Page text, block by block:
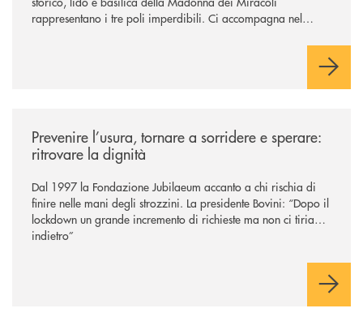
rappresentano i tre poli imperdibili. Ci accompagna nel
Prevenire l’usura, tornare a sorridere e sperare:
ritrovare la dignità
Dal 1997 la Fondazione Jubilaeum accanto a chi rischia di
finire nelle mani degli strozzini. La presidente Bovini: “Dopo il
lockdown un grande incremento di richieste ma non ci tiriamo
indietro”